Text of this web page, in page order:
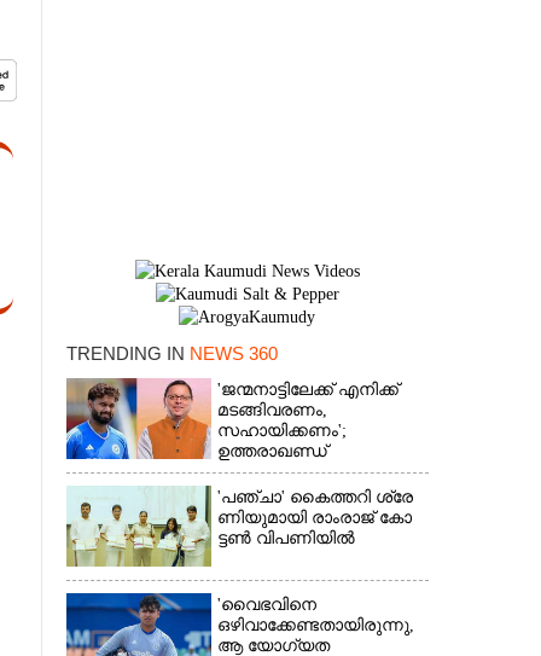
TRENDING IN NEWS 360
'ജന്മനാട്ടിലേക്ക് എനിക്ക്
മടങ്ങിവരണം,
സഹായിക്കണം';
ഉത്തരാഖണ്ഡ്
മുഖ്യമന്ത്രിയോട്
അപേക്ഷയുമായി ഋഷഭ്
പന്ത്
'​പ​ഞ്ചാ​'​ ​കൈ​ത്ത​റി​ ​ശ്രേ​
ണി​യു​മാ​യി​ ​രാം​രാ​ജ് ​കോ​
ട്ടൺ വിപണിയിൽ
'വൈഭവിനെ
ഒഴിവാക്കേണ്ടതായിരുന്നു,​
ആ യോഗ്യത
×